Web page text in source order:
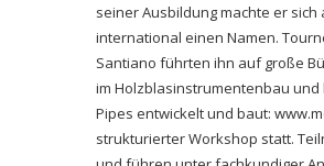
seiner Ausbildung machte er
international einen Namen.
Santiano führten ihn auf große
im Holzblasinstrumentenbau
Pipes entwickelt und baut:
strukturierter Workshop statt.